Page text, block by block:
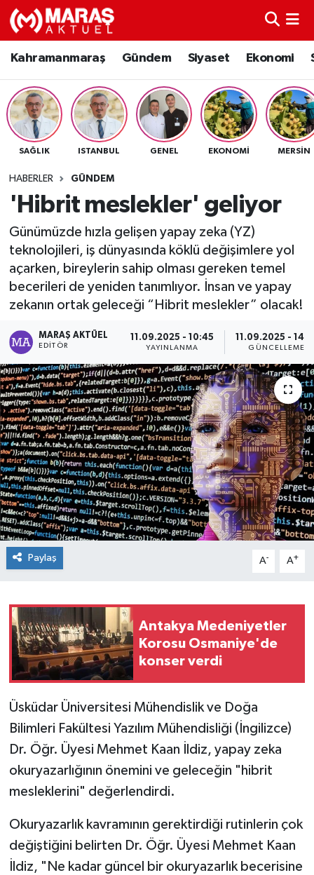
Kahramanmaraş Gündem Siyaset Ekonomi
SAĞLIK ISTANBUL GENEL EKONOMI MERSIN
HABERLER GÜNDEM
'Hibrit meslekler' geliyor
Günümüzde hızla gelişen yapay zeka (YZ)
teknolojileri, iş dünyasında köklü değişimlere yol
açarken, bireylerin sahip olması gereken temel
becerileri de yeniden tanımlıyor. İnsan ve yapay
zekanın ortak geleceği “Hibrit meslekler” olacak!
MARAŞ AKTÜEL
EDITÖR
11.09.2025 - 10:45
YAYINLANMA
11.09.2025 -
GÜNCELLEME
Paylaş A- A+
Antakya Medeniyetler
Korosu Osmaniye'de
konser verdi
Üsküdar Üniversitesi Mühendislik ve Doğa
Bilimleri Fakültesi Yazılım Mühendisliği (İngilizce)
Dr. Öğr. Üyesi Mehmet Kaan İldiz, yapay zeka
okuryazarlığının önemini ve geleceğin "hibrit
mesleklerini" değerlendirdi.
Okuryazarlık kavramının gerektirdiği rutinlerin çok
değiştiğini belirten Dr. Öğr. Üyesi Mehmet Kaan
İldiz, "Ne kadar güncel bir okuryazarlık becerisine
Kahramanmaraş
Gündem
Siyaset
Spor
Sağlık
Teknoloji
Eğitim
Dünya
Kültür Sanat
Nöbetçi Eczaneler
Hava Durumu
Namaz Vakitleri
TFF 3.Lig 4.Grup Puan Durumu ve Fikstür
Tüm Manşetler
Son Dakika Haberleri
Haber Arşivi